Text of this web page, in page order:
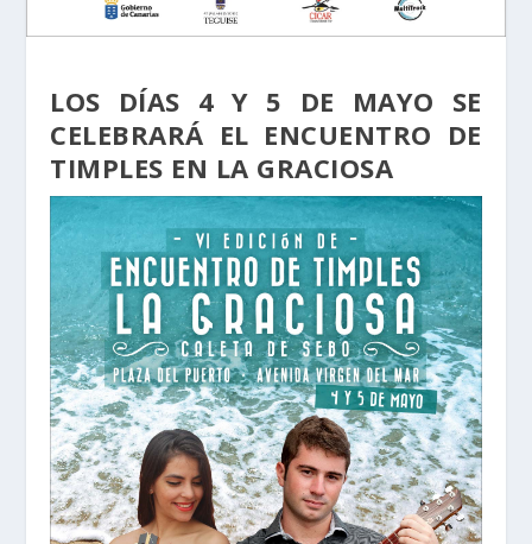
LOS DÍAS 4 Y 5 DE MAYO SE
CELEBRARÁ EL ENCUENTRO DE
TIMPLES EN LA GRACIOSA